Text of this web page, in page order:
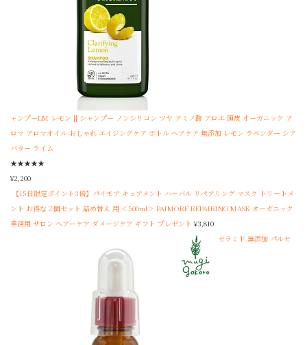
ャンプーLM レモン || シャンプー ノンシリコン ツヤ アミノ酸 アロエ 頭皮 オーガニック ア
ロマ アロマオイル おしゃれ エイジングケア ボトル ヘアケア 無添加 レモン ラベンダー シア
バター ライム
★★★★★
¥2,200
【15日限定ポイント3倍】パイモア キュアメント ハーバル リペアリング マスク トリートメ
ント お得な２個セット 詰め替え 用 ＜500ml＞ PAIMORE REPAIRING MASK オーガニック
業務用 サロン ヘアーケア ダメージケア ギフト プレゼント ¥3,810
セラミド 無添加 パルセ